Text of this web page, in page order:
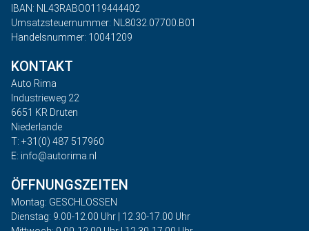
IBAN: NL43RABO0119444402
Umsatzsteuernummer: NL8032.07700.B01
Handelsnummer: 10041209
KONTAKT
Auto Rima
Industrieweg 22
6651 KR Druten
Niederlande
T: +31(0) 487 517960
E: info@autorima.nl
ÖFFNUNGSZEITEN
Montag: GESCHLOSSEN
Dienstag: 9.00-12.00 Uhr | 12.30-17.00 Uhr